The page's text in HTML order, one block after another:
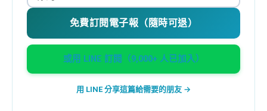
免費訂閱電子報（隨時可退）
或用 LINE 訂閱（9,000+ 人已加入）
用 LINE 分享這篇給需要的朋友 →